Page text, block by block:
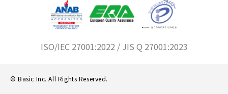
ISO/IEC 27001:2022 / JIS Q 27001:2023
© Basic Inc. All Rights Reserved.